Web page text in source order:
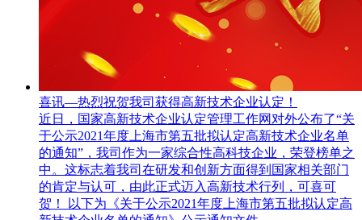
喜讯—热烈祝贺我司获得高新技术企业认定！
近日，国家高新技术企业认定管理工作网对外公布了“关
于公示2021年度上海市第五批拟认定高新技术企业名单
的通知”，我司作为一家综合性高科技企业，荣登榜单之
中。这标志着我司在研发和创新方面得到国家相关部门
的肯定与认可，由此正式迈入高新技术行列，可喜可
贺！ 以下为《关于公示2021年度上海市第五批拟认定高